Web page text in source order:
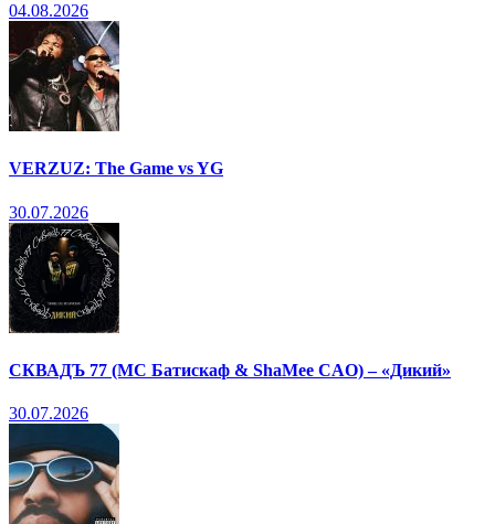
04.08.2026
VERZUZ: The Game vs YG
30.07.2026
СКВАДЪ 77 (МС Батискаф & ShaMee CAO) – «Дикий»
30.07.2026